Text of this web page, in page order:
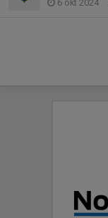
6 okt 2024